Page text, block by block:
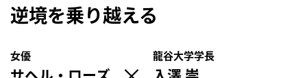
逆境を乗り越える
女優 龍谷大学学長